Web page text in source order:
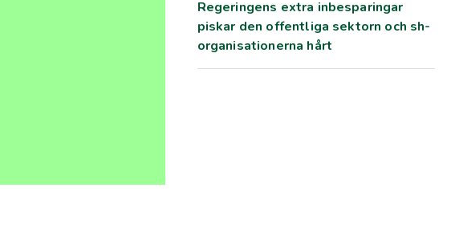
Regeringens extra inbesparingar
piskar den offentliga sektorn och sh-
organisationerna hårt